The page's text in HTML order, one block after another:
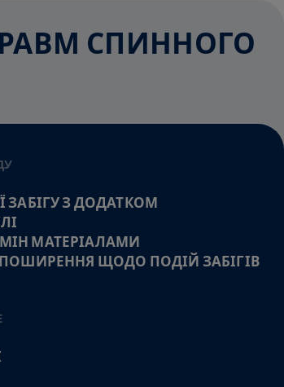
СПИННОГО
ЗАБІГУ З ДОДАТКОМ
МАТЕРІАЛАМИ
ЩОДО ПОДІЙ ЗАБІГІВ